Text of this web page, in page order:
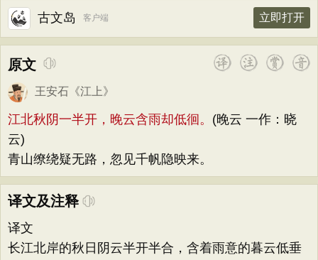
古文岛 客户端 立即打开
原文
王安石 《江上》
江北秋阴一半开，晚云含雨却低徊。 (晚云 一作：晓
云)
青山缭绕疑无路，忽见千帆隐映来。
译文及注释
译文
长江北岸的秋日阴云半开半合，含着雨意的暮云低垂